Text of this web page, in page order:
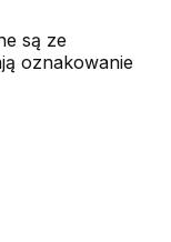
są ze
oznakowanie